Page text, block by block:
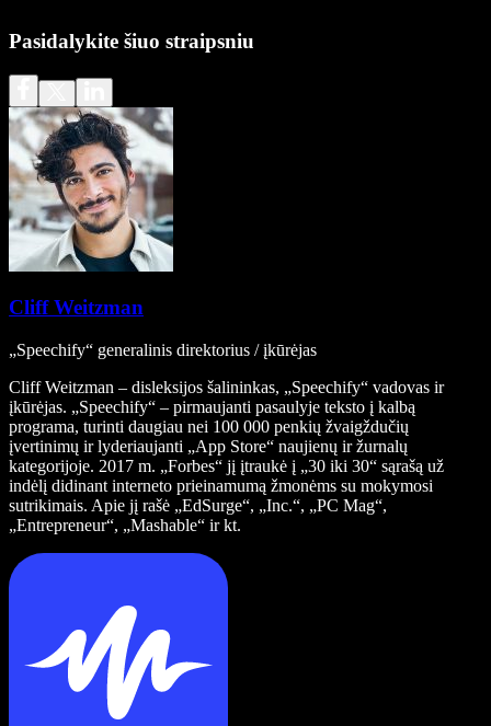
Pasidalykite šiuo straipsniu
Cliff Weitzman
„Speechify“ generalinis direktorius / įkūrėjas
Cliff Weitzman – disleksijos šalininkas, „Speechify“ vadovas ir
įkūrėjas. „Speechify“ – pirmaujanti pasaulyje teksto į kalbą
programa, turinti daugiau nei 100 000 penkių žvaigždučių
įvertinimų ir lyderiaujanti „App Store“ naujienų ir žurnalų
kategorijoje. 2017 m. „Forbes“ jį įtraukė į „30 iki 30“ sąrašą už
indėlį didinant interneto prieinamumą žmonėms su mokymosi
sutrikimais. Apie jį rašė „EdSurge“, „Inc.“, „PC Mag“,
„Entrepreneur“, „Mashable“ ir kt.